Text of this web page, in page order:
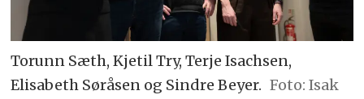
Torunn Sæth, Kjetil Try, Terje Isachsen,
Elisabeth Søråsen og Sindre Beyer. Foto: Isak